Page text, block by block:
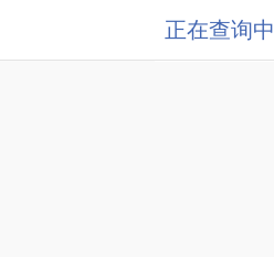
正在查询中